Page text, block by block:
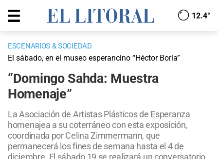
12.4°
ESCENARIOS & SOCIEDAD
El sábado, en el museo esperancino “Héctor Borla”
“Domingo Sahda: Muestra
Homenaje”
La Asociación de Artistas Plásticos de Esperanza
homenajea a su coterráneo con esta exposición,
coordinada por Celina Zimmermann, que
permanecerá los fines de semana hasta el 4 de
diciembre. El sábado 19 se realizará un conversatorio